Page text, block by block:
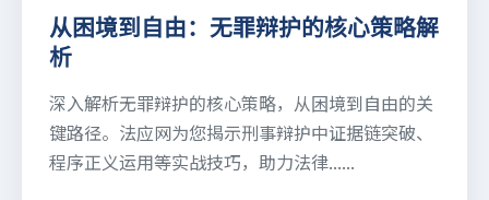
从困境到自由：无罪辩护的核心策略解
析
深入解析无罪辩护的核心策略，从困境到自由的关
键路径。法应网为您揭示刑事辩护中证据链突破、
程序正义运用等实战技巧，助力法律......